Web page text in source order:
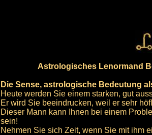
Astrologisches Lenormand
Die Sense, astrologische Bedeutung
Heute werden Sie einem starken, gut
Er wird Sie beeindrucken, weil er sehr
Dieser Mann kann Ihnen bei einem
sein!
Nehmen Sie sich Zeit, wenn Sie mit ihm